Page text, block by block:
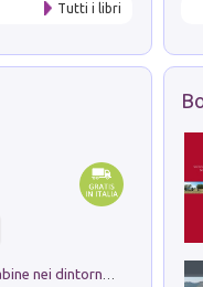
Tutti i libri
Ruderi delle ville Romano Sabine nei dintorni di Poggio Mirteto. Illustrati dal dott.re prof.re cav.re Ercole Nardi regio ispettore degli scavi e monumenti. Anno 1885. Tavole e studio. Con 25 tavole fuori testo in cartella editoriale